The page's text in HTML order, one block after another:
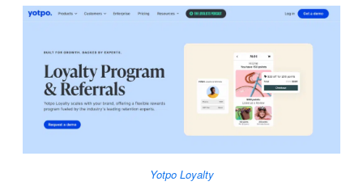
Yotpo Loyalty